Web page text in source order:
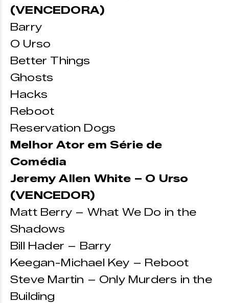
(VENCEDORA)
Barry
O Urso
Better Things
Ghosts
Hacks
Reboot
Reservation Dogs
Melhor Ator em Série de
Comédia
Jeremy Allen White – O Urso
(VENCEDOR)
Matt Berry – What We Do in the
Shadows
Bill Hader – Barry
Keegan-Michael Key – Reboot
Steve Martin – Only Murders in the
Building